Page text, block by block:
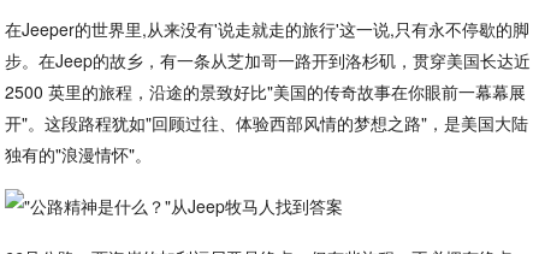
在Jeeper的世界里,从来没有'说走就走的旅行'这一说,只有永不停歇的脚
步。在Jeep的故乡，有一条从芝加哥一路开到洛杉矶，贯穿美国长达近
2500 英里的旅程，沿途的景致好比"美国的传奇故事在你眼前一幕幕展
开"。这段路程犹如"回顾过往、体验西部风情的梦想之路"，是美国大陆
独有的"浪漫情怀"。